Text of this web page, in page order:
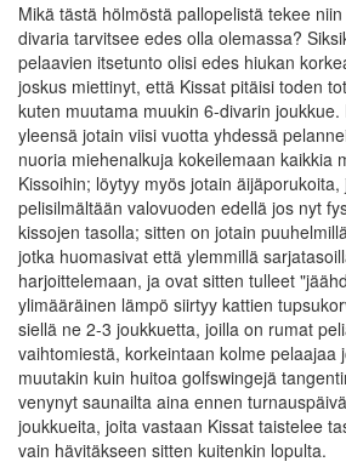
Mikä tästä hölmöstä pallopelistä tekee
divaria tarvitsee edes olla olemassa?
pelaavien itsetunto olisi edes hiukan
joskus miettinyt, että Kissat pitäisi toden
kuten muutama muukin 6-divarin
yleensä jotain viisi vuotta yhdessä
nuoria miehenalkuja kokeilemaan kaikkia
Kissoihin; löytyy myös jotain
pelisilmältään valovuoden edellä jos nyt
kissojen tasolla; sitten on jotain
jotka huomasivat että ylemmillä
harjoittelemaan, ja ovat sitten tulleet
ylimääräinen lämpö siirtyy kattien
siellä ne 2-3 joukkuetta, joilla on rumat
vaihtomiestä, korkeintaan kolme pelaajaa
muutakin kuin huitoa golfswingejä
venynyt saunailta aina ennen
joukkueita, joita vastaan Kissat taistelee
vain hävitäkseen sitten kuitenkin lopulta.